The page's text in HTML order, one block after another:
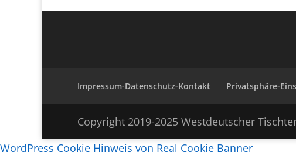
Impressum-Datenschutz-Kontakt Privatsphäre-
Copyright 2019-2025 Westdeutscher
WordPress Cookie Hinweis von Real Cookie Banner